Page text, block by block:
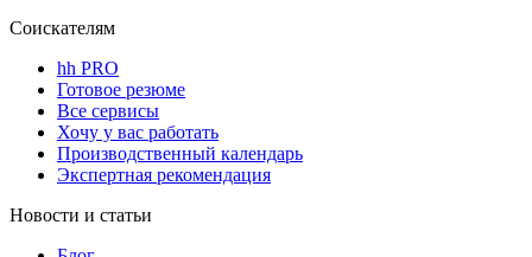
Соискателям
hh PRO
Готовое резюме
Все сервисы
Хочу у вас работать
Производственный календарь
Экспертная рекомендация
Новости и статьи